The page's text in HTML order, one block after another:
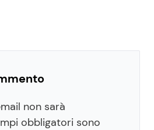
non sarà
obbligatori sono